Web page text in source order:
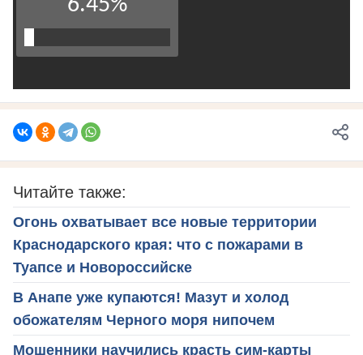
Читайте также:
Огонь охватывает все новые территории
Краснодарского края: что с пожарами в
Туапсе и Новороссийске
В Анапе уже купаются! Мазут и холод
обожателям Черного моря нипочем
Мошенники научились красть сим-карты